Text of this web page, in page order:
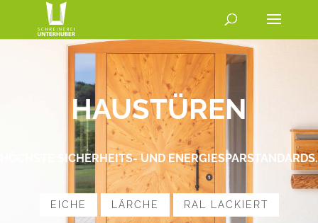
HAUSTÜREN
HÖCHSTE SICHERHEITS- UND ENERGIESPARSTANDARDS.
EICHE LÄRCHE RAL LACKIERT